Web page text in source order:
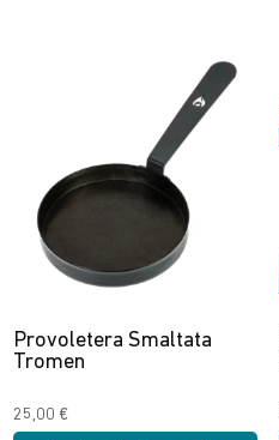
Provoletera Smaltata
Tromen
25,00 €